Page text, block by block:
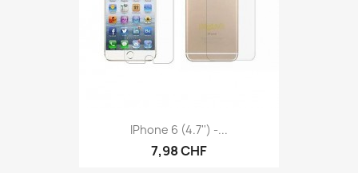
IPhone 6 (4.7'') -...
7,98 CHF